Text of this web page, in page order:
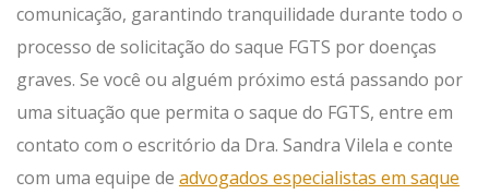
comunicação, garantindo tranquilidade durante todo o
processo de solicitação do saque FGTS por doenças
graves. Se você ou alguém próximo está passando por
uma situação que permita o saque do FGTS, entre em
contato com o escritório da Dra. Sandra Vilela e conte
com uma equipe de advogados especialistas em saque